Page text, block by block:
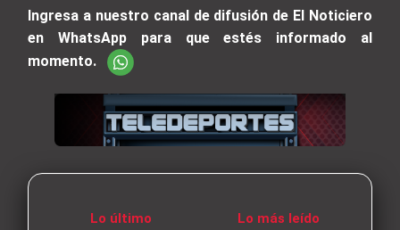
Ingresa a nuestro canal de difusión de El Noticiero
en WhatsApp para que estés informado al
momento.
Lo último Lo más leído